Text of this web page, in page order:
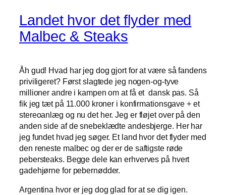
Landet hvor det flyder med
Malbec & Steaks
Åh gud! Hvad har jeg dog gjort for at være så fandens
priviligeret? Først slagtede jeg nogen-og-tyve
millioner andre i kampen om at få et dansk pas. Så
fik jeg tæt på 11.000 kroner i konfirmationsgave + et
stereoanlæg og nu det her. Jeg er fløjet over på den
anden side af de snebeklædte andesbjerge. Her har
jeg fundet hvad jeg søger. Et land hvor det flyder med
den reneste malbec og der er de saftigste røde
pebersteaks. Begge dele kan erhverves på hvert
gadehjørne for pebernødder.
Argentina hvor er jeg dog glad for at se dig igen.